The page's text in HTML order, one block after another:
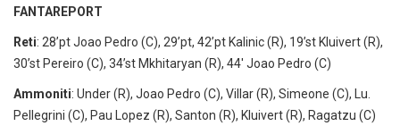
FANTAREPORT
Reti: 28’pt Joao Pedro (C), 29’pt, 42’pt Kalinic (R), 19’st Kluivert (R),
30’st Pereiro (C), 34’st Mkhitaryan (R), 44′ Joao Pedro (C)
Ammoniti: Under (R), Joao Pedro (C), Villar (R), Simeone (C), Lu.
Pellegrini (C), Pau Lopez (R), Santon (R), Kluivert (R), Ragatzu (C)